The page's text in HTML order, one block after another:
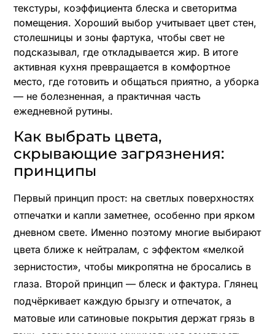
текстуры, коэффициента блеска и светоритма
помещения. Хороший выбор учитывает цвет стен,
столешницы и зоны фартука, чтобы свет не
подсказывал, где откладывается жир. В итоге
активная кухня превращается в комфортное
место, где готовить и общаться приятно, а уборка
— не болезненная, а практичная часть
ежедневной рутины.
Как выбрать цвета,
скрывающие загрязнения:
принципы
Первый принцип прост: на светлых поверхностях
отпечатки и капли заметнее, особенно при ярком
дневном свете. Именно поэтому многие выбирают
цвета ближе к нейтралам, с эффектом «мелкой
зернистости», чтобы микропятна не бросались в
глаза. Второй принцип — блеск и фактура. Глянец
подчёркивает каждую брызгу и отпечаток, а
матовые или сатиновые покрытия держат грязь в